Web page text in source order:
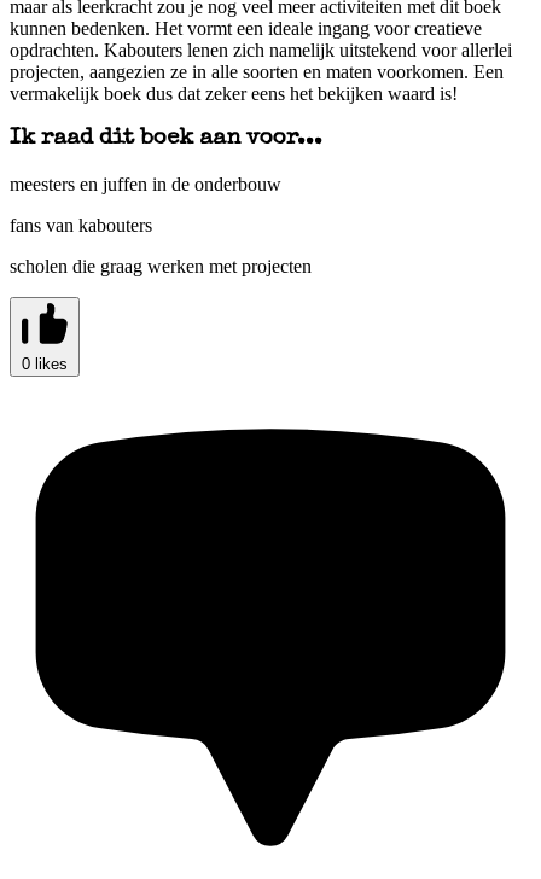
maar als leerkracht zou je nog veel meer activiteiten met dit boek
kunnen bedenken. Het vormt een ideale ingang voor creatieve
opdrachten. Kabouters lenen zich namelijk uitstekend voor allerlei
projecten, aangezien ze in alle soorten en maten voorkomen. Een
vermakelijk boek dus dat zeker eens het bekijken waard is!
Ik raad dit boek aan voor...
meesters en juffen in de onderbouw
fans van kabouters
scholen die graag werken met projecten
0 likes